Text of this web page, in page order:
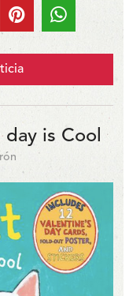
day is Cool